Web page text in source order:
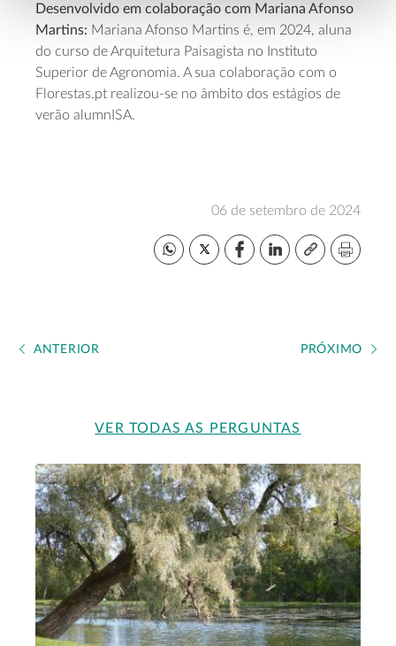
Desenvolvido em colaboração com Mariana Afonso
Martins: Mariana Afonso Martins é, em 2024, aluna
do curso de Arquitetura Paisagista no Instituto
Superior de Agronomia. A sua colaboração com o
Florestas.pt realizou-se no âmbito dos estágios de
verão alumnISA.
06 de setembro de 2024
ANTERIOR PRÓXIMO
VER TODAS AS PERGUNTAS